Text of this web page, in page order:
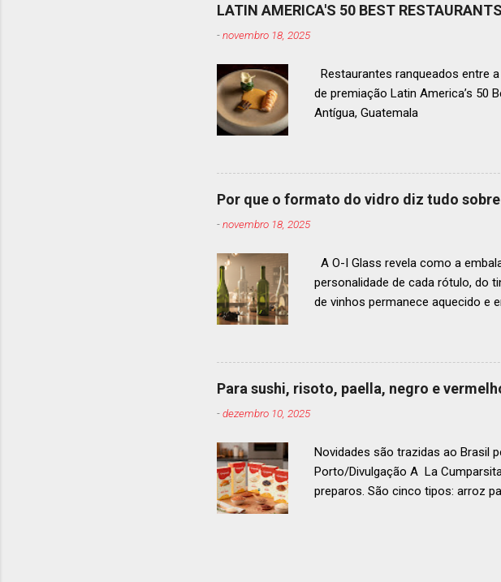
LATIN AMERICA'S 50 BEST
-novembro 18, 2025
Restaurantes ranqueados entre
de premiação Latin America’s 50
Antígua, Guatemala Prato
ranqueados nas posições No.51
gastronomia de toda a região. A
um espectro mais amplo de
Por que o formato do vidro diz tudo
-novembro 18, 2025
A O-I Glass revela como a
personalidade de cada rótulo,
de vinhos permanece aquecido e
até 2029, de acordo com a
contínua que a O-I Glass, líder
parceira essencial da indústria e
para cada tipo de vinho. Se você
Para sushi, risoto, paella, negro e
-dezembro 10, 2025
Novidades são trazidas ao
Porto/Divulgação A La
preparos. São cinco tipos: arroz
. Os arrozes são produzidos na